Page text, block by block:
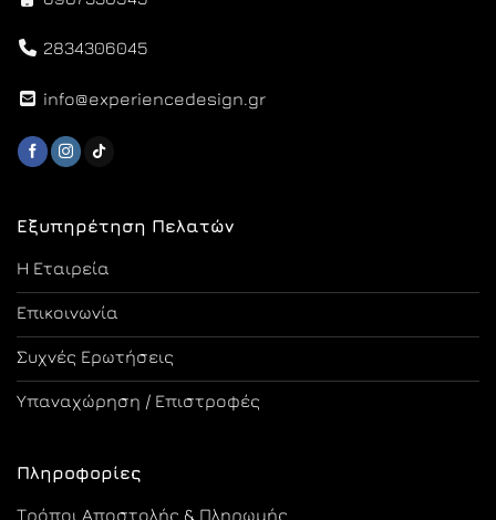
Εξυπηρέτηση Πελατών
Η Εταιρεία
Επικοινωνία
Συχνές Ερωτήσεις
Υπαναχώρηση / Επιστροφές
Πληροφορίες
Τρόποι Αποστολής & Πληρωμής
2834306045
info@experiencedesign.gr